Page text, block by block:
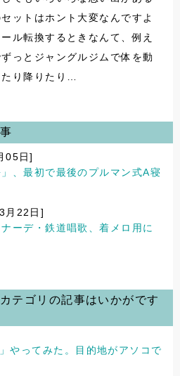
ットはホント大変なんですよ
ル転換するときなんて、例え
っとジャングルジムで体を動
り降りたり…
05日]
、最初で最後のプルマン式A寝
月22日]
ーデ・鉄道唱歌、着メロ用に
テゴリの記事はいかがです
やってみた。目的地がアソコで